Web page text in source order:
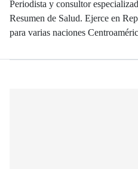
Periodista y consultor
Resumen de Salud. Ejerce en
para varias naciones